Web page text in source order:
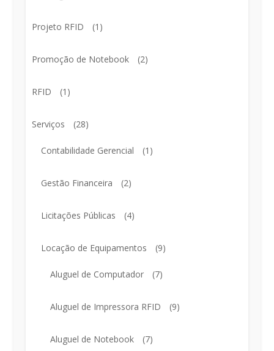
Projeto RFID (1)
Promoção de Notebook (2)
RFID (1)
Serviços (28)
Contabilidade Gerencial (1)
Gestão Financeira (2)
Licitações Públicas (4)
Locação de Equipamentos (9)
Aluguel de Computador (7)
Aluguel de Impressora RFID (9)
Aluguel de Notebook (7)